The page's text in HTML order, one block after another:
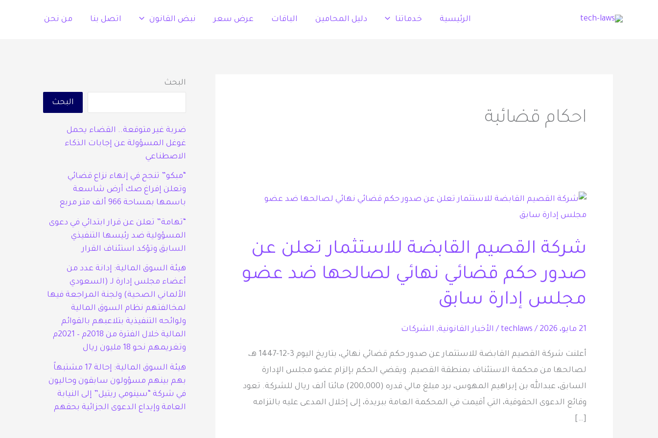
الرئيسية خدماتنا دليل المحامين الباقات عرض سعر نبض القانون اتصل بنا من نحن
احكام قضائبة
شركة القصيم القابضة للاستثمار تعلن عن
صدور حكم قضائي نهائي لصالحها ضد عضو
مجلس إدارة سابق
21 مايو، 2026 /
techlaws
/ الأخبار القانونية, الشركات
أعلنت شركة القصيم القابضة للاستثمار عن صدور حكم قضائي نهائي، بتاريخ اليوم 3-12-1447 هـ،
لصالحها من محكمة الاستئناف بمنطقة القصيم. ويقضي الحكم بإلزام عضو مجلس الإدارة
السابق، عبدالله بن إبراهيم المهوس، برد مبلغ مالي قدره (200,000) مائتا ألف ريال للشركة. تعود
وقائع الدعوى الحقوقية، التي أقيمت في المحكمة العامة ببريدة، إلى إخلال المدعى عليه بالتزامه
[…]
شركة
القصيم
للاستثمار
عن
صدور
قضائي
مجلس
إدارة
البحث
البحث
ضربة غير متوقعة.. القضاء يحمل
غوغل المسؤولة عن إجابات الذكاء
الاصطناعي
“مبكو” تنجح في إنهاء نزاع قضائي
وتعلن إفراغ صك أرض شاسعة
باسمها بمساحة 966 ألف متر مربع
“تهامة” تعلن عن قرار ابتدائي في دعوى
المسؤولية ضد رئيسها التنفيذي
السابق وتؤكد استئناف القرار
هيئة السوق المالية: إدانة عدد من
أعضاء مجلس إدارة لـ (السعودي
الألماني الصحية) ولجنة المراجعة فيها
لمخالفتهم نظام السوق المالية
ولوائحه التنفيذية بتلاعبهم بالقوائم
المالية خلال الفترة من 2018م – 2021م
وتغريمهم نحو 18 مليون ريال
هيئة السوق المالية: إحالة 17 مشتبهاً
بهم بينهم مسؤولون سابقون وحاليون
في شركة “سينومي ريتيل” إلى النيابة
العامة وإيداع الدعوى الجزائية بحقهم